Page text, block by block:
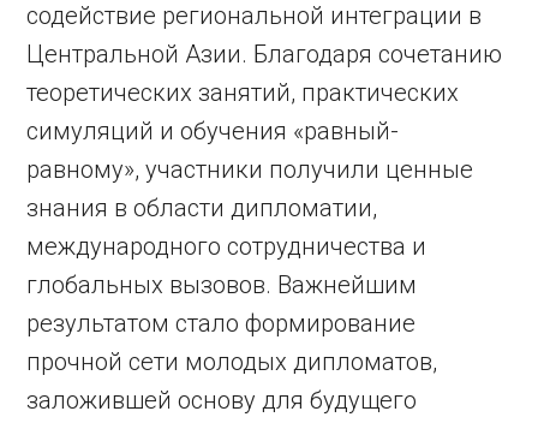
содействие региональной интеграции в
Центральной Азии. Благодаря сочетанию
теоретических занятий, практических
симуляций и обучения «равный-
равному», участники получили ценные
знания в области дипломатии,
международного сотрудничества и
глобальных вызовов. Важнейшим
результатом стало формирование
прочной сети молодых дипломатов,
заложившей основу для будущего